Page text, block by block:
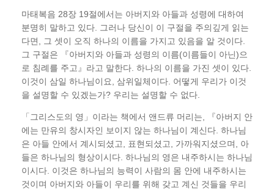
마태복음 28장 19절에서는 아버지와 아들과 성령에 대하여
분명히 말하고 있다. 그러나 당신이 이 구절을 주의깊게 읽는
다면, 그 셋이 오직 하나의 이름을 가지고 있음을 알 것이다.
그 구절은 『아버지와 아들과 성령의 이름(이름들이 아닌)으
로 침례를 주고』라고 말한다. 하나의 이름을 가진 셋이 있다.
이것이 삼일 하나님이요, 삼위일체이다. 어떻게 우리가 이것
을 설명할 수 있겠는가? 우리는 설명할 수 없다.
「그리스도의 영」이라는 책에서 앤드류 머리는, 『아버지 안
에는 만유의 창시자인 보이지 않는 하나님이 계신다. 하나님
은 아들 안에서 계시되셨고, 표현되셨고, 가까워지셨으며, 아
들은 하나님의 형상이시다. 하나님의 영은 내주하시는 하나님
이시다. 이것은 하나님의 능력이 사람의 몸 안에 내주하시는
것이며 아버지와 아들이 우리를 위해 갖고 계신 것들을 우리